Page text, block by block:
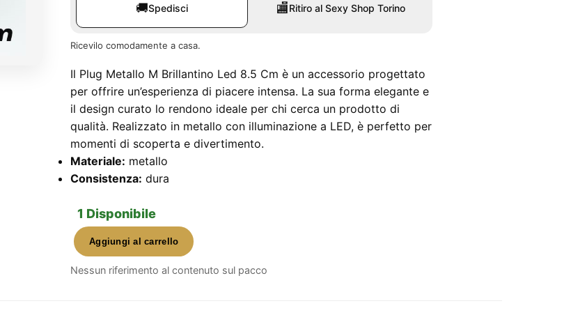
🚚Spedisci 🏬Ritiro al Sexy Shop Torino
Ricevilo comodamente a casa.
Il Plug Metallo M Brillantino Led 8.5 Cm è un accessorio progettato
per offrire un’esperienza di piacere intensa. La sua forma elegante e
il design curato lo rendono ideale per chi cerca un prodotto di
qualità. Realizzato in metallo con illuminazione a LED, è perfetto per
momenti di scoperta e divertimento.
Materiale: metallo
Consistenza: dura
1 Disponibile
Plug
Metallo
Aggiungi al carrello
Nessun riferimento al contenuto sul pacco